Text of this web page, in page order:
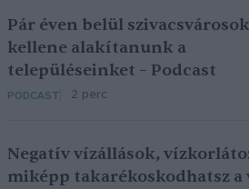
Pár éven belül
kellene alakítanunk a
településeinket – Podcast
PODCAST 2 perc
Negatív vízállások,
miképp takarékoskodhatsz a